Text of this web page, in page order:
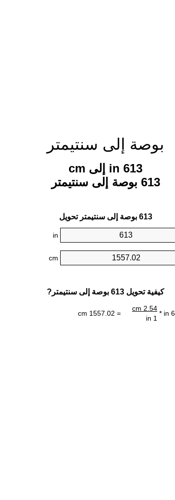
بوصة إلى سنتيمتر
613 in إلى cm
613 بوصة إلى سنتيمتر
613 بوصة إلى سنتيمتر تحويل
in
cm
كيفية تحويل 613 بوصة إلى سنتيمتر?
2.54 cm
= 1557.02 cm
1 in